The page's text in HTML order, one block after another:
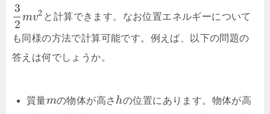
3
2
mv2 と計算できます。なお位置エネルギーについて
も同様の方法で計算可能です。例えば、以下の問題の
答えは何でしょうか。
質量mの物体が高さ hの位置にあります。物体が高